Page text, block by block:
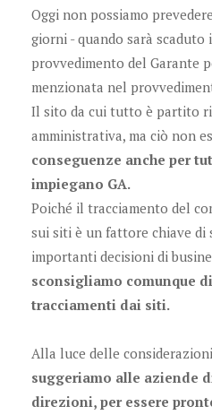
Oggi non possiamo
giorni - quando sarà scaduto
provvedimento del Garante
menzionata nel
Il sito da cui tutto è partito
amministrativa, ma ciò non
conseguenze anche per
impiegano GA.
Poiché il tracciamento del
sui siti è un fattore chiave di
importanti decisioni di
sconsigliamo comunque
tracciamenti dai siti.
Alla luce delle
suggeriamo alle aziende
direzioni, per essere